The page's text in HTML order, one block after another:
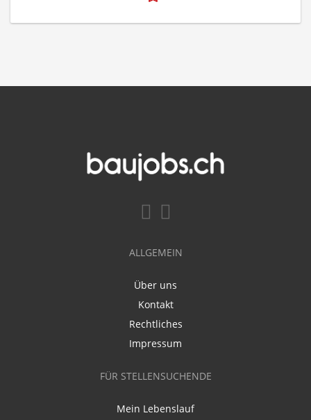
ALLGEMEIN
Über uns
Kontakt
Rechtliches
Impressum
FÜR STELLENSUCHENDE
Mein Lebenslauf